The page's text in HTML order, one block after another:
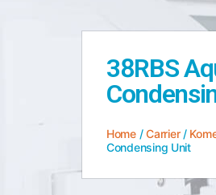
38RBS
Home/Carrier/
Condensing Unit